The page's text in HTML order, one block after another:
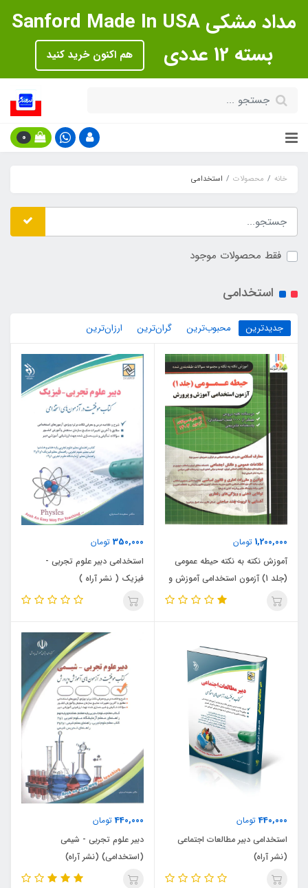
مداد مشکی Sanford Made In USA
بسته 12 عددی
هم اکنون خرید کنید
0
خانه محصولات استخدامی
فقط محصولات موجود
استخدامی
جدیدترین محبوب‌ترین گران‌ترین ارزان‌ترین
1,200,000 تومان
آموزش نکته به نکته حیطه عمومی
(جلد 1) آزمون استخدامی آموزش و
پرورش (نشر چهارخونه)
350,000 تومان
استخدامی دبیر علوم تجربی -
فیزیک ( نشر آراه )
440,000تومان
استخدامی دبیر مطالعات اجتماعی
(نشر آراه)
440,000تومان
دبیر علوم تجربی - شیمی
(استخدامی) (نشر آراه)